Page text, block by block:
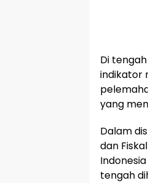
Di
indikator
yang
Dalam
dan
tengah